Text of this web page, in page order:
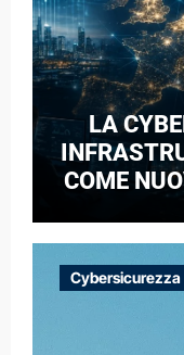
LA
COME
CASO
EUROPEE
Cybersicurezza